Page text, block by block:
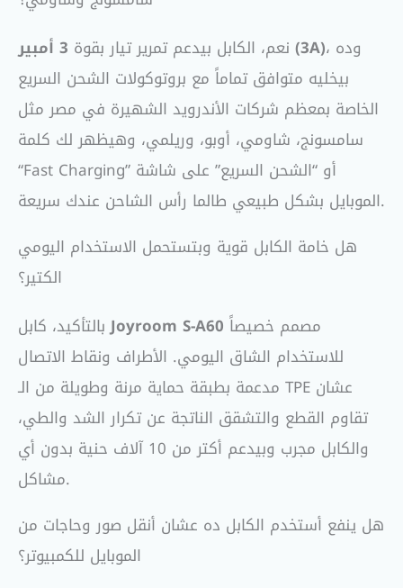
نعم، الكابل بيدعم تمرير تيار بقوة
3 أمبير (3A)، وده
بيخليه متوافق تماماً مع بروتوكولات الشحن السريع
الخاصة بمعظم شركات الأندرويد الشهيرة في مصر مثل
سامسونج، شاومي، أوبو، وريلمي، وهيظهر لك كلمة
“Fast Charging” أو “الشحن السريع” على شاشة
الموبايل بشكل طبيعي طالما رأس الشاحن عندك سريعة.
هل خامة الكابل قوية وبتستحمل الاستخدام اليومي
الكتير؟
بالتأكيد، كابلJoyroom S-A60
للاستخدام الشاق اليومي. الأطراف ونقاط الاتصال
مدعمة بطبقة حماية مرنة وطويلة من الـ TPE عشان
تقاوم القطع والتشقق الناتجة عن تكرار الشد والطي،
والكابل مجرب وبيدعم أكتر من 10 آلاف حنية بدون أي
مشاكل.
هل ينفع أستخدم الكابل ده عشان أنقل صور وحاجات من
الموبايل للكمبيوتر؟